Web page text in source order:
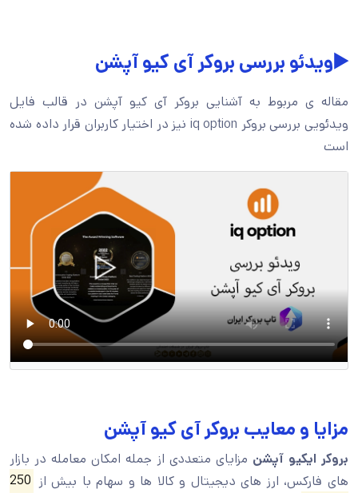
▶️ویدئو بررسی بروکر آی کیو آپشن
مقاله ی مربوط به آشنایی بروکر آی کیو آپشن در قالب فایل
ویدئویی بررسی بروکر iq option نیز در اختیار کاربران قرار داده شده
است
مزایا و معایب بروکر آی کیو آپشن
بروکر ایکیو آپشن مزایای متعددی از جمله امکان معامله در بازار
های فارکس، ارز های دیجیتال و کالا ها و سهام با بیش از 250